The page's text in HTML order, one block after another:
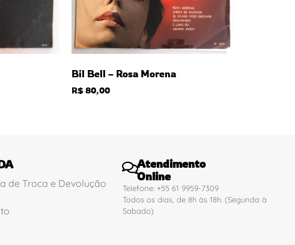
Bil Bell – Rosa Morena
R$80,00
de Troca e Devolução
Atendimento
Online
Telefone: +55 61 9959-7309
Todos os dias, de 8h às 18h. (Segunda à
Sabado)